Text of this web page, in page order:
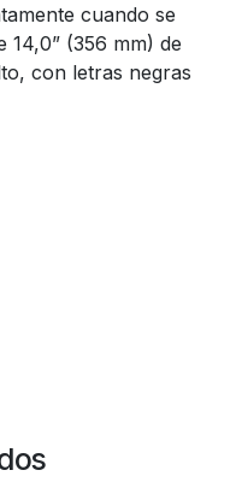
cuando se
14,0” (356 mm) de
con letras negras